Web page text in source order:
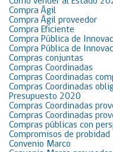
Compra Ágil
Compra Ágil proveedor
Compra Eficiente
Compra Pública de
Compra Pública de
Compras conjuntas
Compras Coordinadas
Compras Coordinadas
Compras Coordinadas
Presupuesto 2020
Compras Coordinadas
Compras Coordinadas
Compras públicas con
Compromisos de probidad
Convenio Marco